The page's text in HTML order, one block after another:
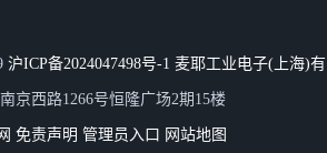
沪ICP备2024047498号-1 麦耶工业电子(上海)
京西路1266号恒隆广场2期15楼
免责声明 管理员入口 网站地图